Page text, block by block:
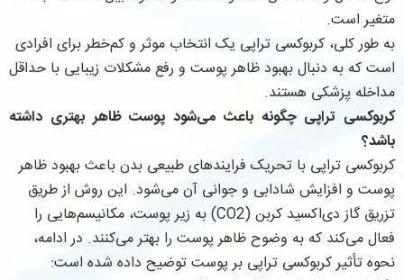
متغیر است.
به طور کلی، کربوکسی تراپی یک انتخاب موثر و کم‌خطر برای افرادی
است که به دنبال بهبود ظاهر پوست و رفع مشکلات زیبایی با حداقل
مداخله پزشکی هستند.
کربوکسی تراپی چگونه باعث می‌شود پوست ظاهر بهتری داشته
باشد؟
کربوکسی تراپی با تحریک فرایندهای طبیعی بدن باعث بهبود ظاهر
پوست و افزایش شادابی و جوانی آن می‌شود. این روش از طریق
تزریق گاز دی‌اکسید کربن (CO2) به زیر پوست، مکانیسم‌هایی را
فعال می‌کند که به وضوح ظاهر پوست را بهتر می‌کنند. در ادامه،
نحوه تأثیر کربوکسی تراپی بر پوست توضیح داده شده است: